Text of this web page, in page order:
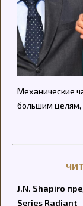
Механические
большим целям,
J.N. Shapiro
Series Radiant